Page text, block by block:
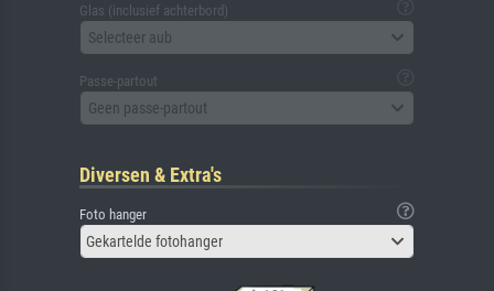
Glas (inclusief achterbord)
Selecteer aub
Passe-partout
Geen passe-partout
Diversen & Extra's
Foto hanger
Gekartelde fotohanger